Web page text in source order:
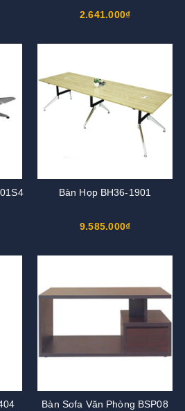
2.641.000₫
Bàn Họp BH36-1901
9.585.000₫
Bàn Sofa Văn Phòng BSP08